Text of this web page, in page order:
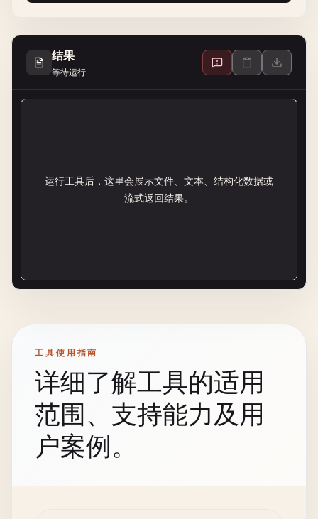
结果
等待运行
运行工具后，这里会展示文件、文本、结构化数据或
流式返回结果。
工具使用指南
详细了解工具的适用
范围、支持能力及用
户案例。